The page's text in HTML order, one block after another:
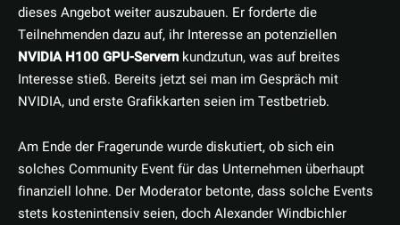
dieses Angebot weiter auszubauen. Er forderte die
Teilnehmenden dazu auf, ihr Interesse an potenziellen
NVIDIA H100 GPU-Servern kundzutun, was auf breites
Interesse stieß. Bereits jetzt sei man im Gespräch mit
NVIDIA, und erste Grafikkarten seien im Testbetrieb.
Am Ende der Fragerunde wurde diskutiert, ob sich ein
solches Community Event für das Unternehmen überhaupt
finanziell lohne. Der Moderator betonte, dass solche Events
stets kostenintensiv seien, doch Alexander Windbichler